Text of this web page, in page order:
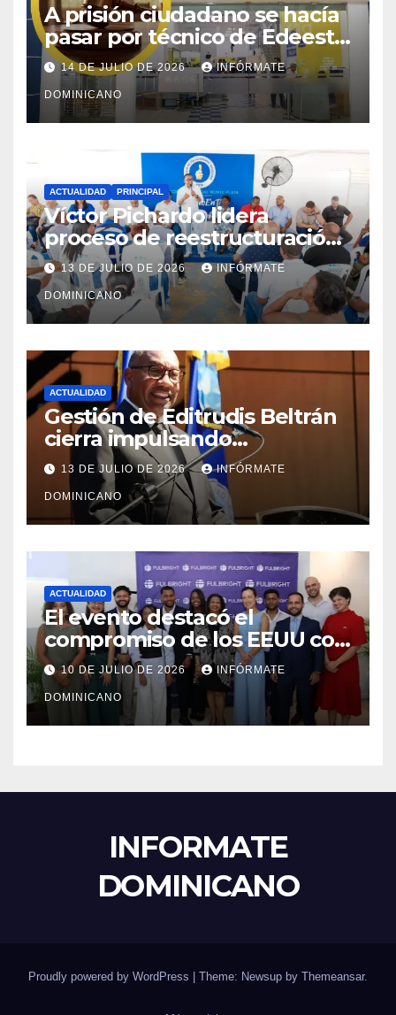
A prisión ciudadano se hacía
pasar por técnico de Edeeste
para estafar a dueños de
comercios
14 DE JULIO DE 2026 INFÓRMATE
DOMINICANO
ACTUALIDAD PRINCIPAL
Víctor Pichardo lidera
proceso de reestructuración
y fortalecimiento del PRM en
Monte Plata
13 DE JULIO DE 2026 INFÓRMATE
DOMINICANO
ACTUALIDAD
Gestión de Editrudis Beltrán
cierra impulsando
modernización, expansión y
transformación institucional
13 DE JULIO DE 2026 INFÓRMATE
DOMINICANO
ACTUALIDAD
El evento destacó el
compromiso de los EEUU con
el liderazgo, la innovación y la
excelencia académica por
más de ocho décadas.
10 DE JULIO DE 2026 INFÓRMATE
DOMINICANO
INFORMATE
DOMINICANO
Proudly powered by WordPress Theme: Newsup by Themeansar.